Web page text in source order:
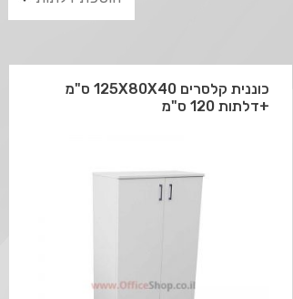
כוננית קלסרים 125X80X40 ס"מ
+דלתות 120 ס"מ